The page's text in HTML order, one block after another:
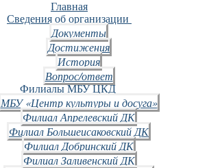
Главная
Сведения об организации
Документы
Достижения
История
Вопрос/ответ
Филиалы МБУ ЦКД
МБУ «Центр культуры и досуга»
Филиал Апрелевский ДК
Филиал Большеисаковский ДК
Филиал Добринский ДК
Филиал Заливенский ДК